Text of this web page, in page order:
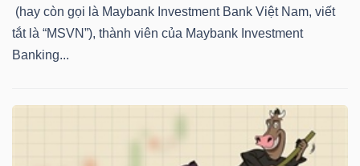
(hay còn gọi là Maybank Investment Bank Việt Nam, viết
tắt là “MSVN”), thành viên của Maybank Investment
Banking...
VẬT
LIỆU